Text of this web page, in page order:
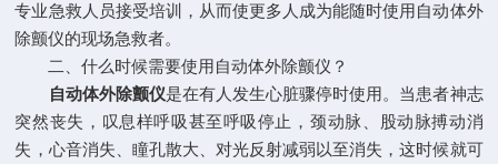
专业急救人员接受培训，从而使更多人成为能随时使用自动体外
除颤仪的现场急救者。
二、什么时候需要使用自动体外除颤仪？
自动体外除颤仪是在有人发生心脏骤停时使用。当患者神志
突然丧失，叹息样呼吸甚至呼吸停止，颈动脉、股动脉搏动消
失，心音消失、瞳孔散大、对光反射减弱以至消失，这时候就可